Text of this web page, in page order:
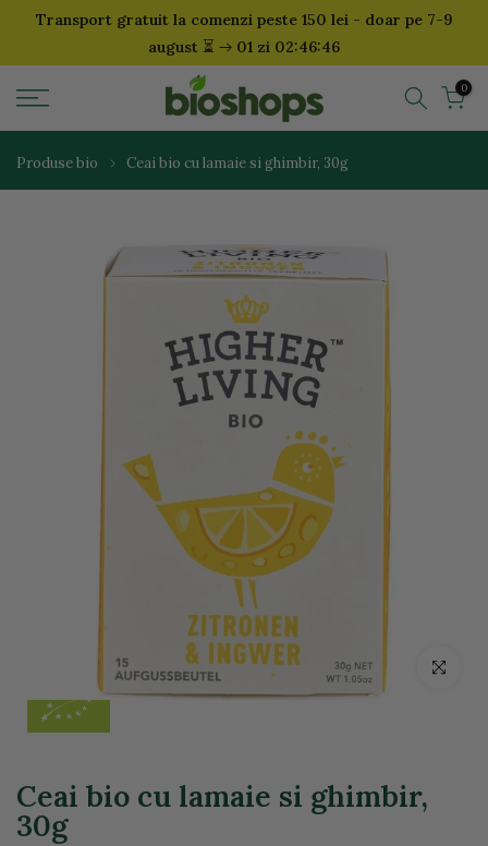
SariTransport gratuit la comenzi peste 150 lei - doar pe 7-9
august ⏳ 01 zi 02:46:46
0
Produse bio Ceai bio cu lamaie si ghimbir, 30g
Click
Ceai bio cu lamaie si ghimbir,
30g